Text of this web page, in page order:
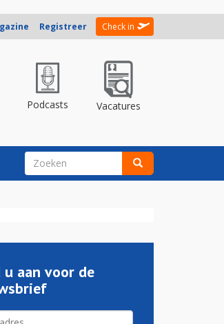
Registreer Check in
Podcasts Vacatures
ZOEKVELD
u aan voor de